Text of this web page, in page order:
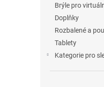
Brýle pro
Doplňky
Rozbalené a
Tablety
Kategorie pro